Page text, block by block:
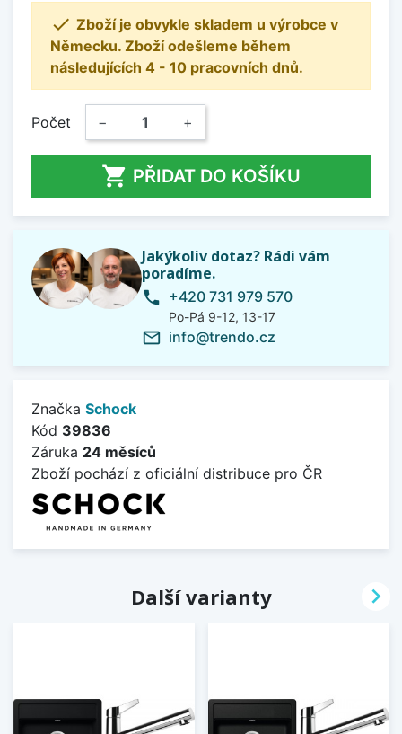
 Zboží je obvykle skladem u výrobce v
Německu. Zboží odešleme během
následujících 4 - 10 pracovních dnů.
Počet − +
 PŘIDAT DO KOŠÍKU
Jakýkoliv dotaz? Rádi vám
poradíme.
phone +420 731 979 570
Po-Pá 9-12, 13-17
mail_outline info@trendo.cz
Značka Schock
Kód 39836
Záruka 24 měsíců
Zboží pochází z oficiální distribuce pro ČR
Další varianty 